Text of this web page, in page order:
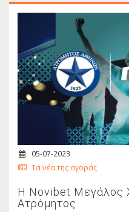
05-07-2023
Τα νέα της αγοράς
Η Novibet Μεγάλος
Ατρόμητος